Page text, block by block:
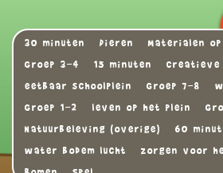
30 minuten Dieren
Materialen
Groep 3-4
15 minuten
Creatieve
eetbaar schoolplein
Groep 7-8
Groep 1-2
leven op het plein
Natuurbeleving (overige)
60
water bodem lucht
zorgen voor